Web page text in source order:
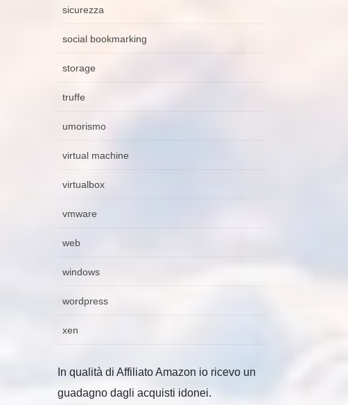
sicurezza
social bookmarking
storage
truffe
umorismo
virtual machine
virtualbox
vmware
web
windows
wordpress
xen
In qualità di Affiliato Amazon io ricevo un
guadagno dagli acquisti idonei.